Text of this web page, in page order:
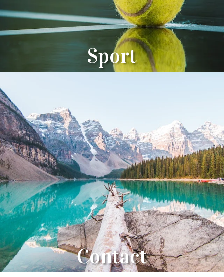
Sport
Contact